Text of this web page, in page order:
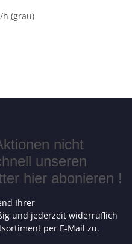
h (grau)
nicht
unseren
hier abonieren !
Ihrer
und jederzeit widerruflich
per E-Mail zu.